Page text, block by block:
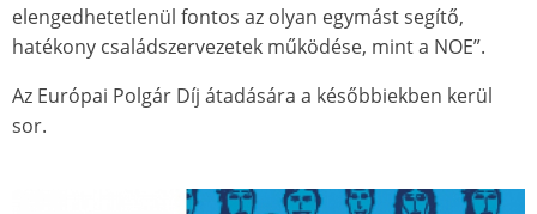
elengedhetetlenül fontos az olyan egymást segítő,
hatékony családszervezetek működése, mint a NOE”.
Az Európai Polgár Díj átadására a későbbiekben kerül
sor.